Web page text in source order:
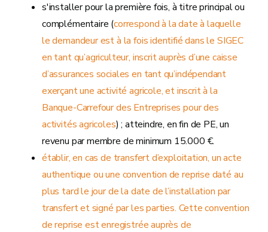
s'installer pour la première fois, à titre principal ou
complémentaire (correspond à la date à laquelle
le demandeur est à la fois identifié dans le SIGEC
en tant qu’agriculteur, inscrit auprès d’une caisse
d’assurances sociales en tant qu’indépendant
exerçant une activité agricole, et inscrit à la
Banque-Carrefour des Entreprises pour des
activités agricoles) ; atteindre, en fin de PE, un
revenu par membre de minimum 15.000 €.
établir, en cas de transfert d’exploitation, un acte
authentique ou une convention de reprise daté au
plus tard le jour de la date de l’installation par
transfert et signé par les parties. Cette convention
de reprise est enregistrée auprès de